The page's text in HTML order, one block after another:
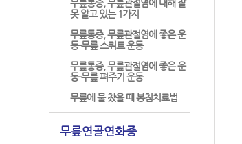
무릎통증, 무릎관절염에 대해 잘
못 알고 있는 1가지
무릎통증, 무릎관절염에 좋은 운
동-무릎 스쿼트 운동
무릎통증, 무릎관절염에 좋은 운
동-무릎 펴주기 운동
무릎에 물 찼을 때 봉침치료법
무릎연골연화증